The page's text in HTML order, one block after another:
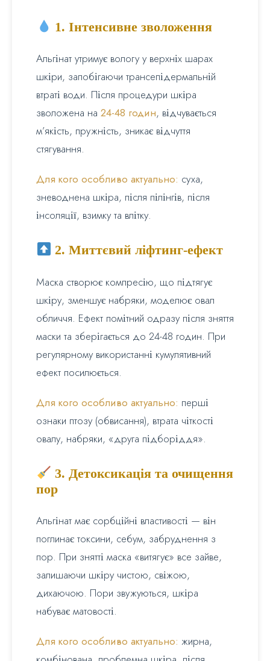
1. Інтенсивне зволоження
Альгінат утримує вологу у верхніх шарах
шкіри, запобігаючи трансепідермальній
втраті води. Після процедури шкіра
зволожена на 24-48 годин, відчувається
м’якість, пружність, зникає відчуття
стягування.
Для кого особливо актуально: суха,
зневоднена шкіра, після пілінгів, після
інсоляції, взимку та влітку.
2. Миттєвий ліфтинг-ефект
Маска створює компресію, що підтягує
шкіру, зменшує набряки, моделює овал
обличчя. Ефект помітний одразу після зняття
маски та зберігається до 24-48 годин. При
регулярному використанні кумулятивний
ефект посилюється.
Для кого особливо актуально: перші
ознаки птозу (обвисання), втрата чіткості
овалу, набряки, «друга підборіддя».
3. Детоксикація та очищення
пор
Альгінат має сорбційні властивості — він
поглинає токсини, себум, забруднення з
пор. При знятті маска «витягує» все зайве,
залишаючи шкіру чистою, свіжою,
дихаючою. Пори звужуються, шкіра
набуває матовості.
Для кого особливо актуально: жирна,